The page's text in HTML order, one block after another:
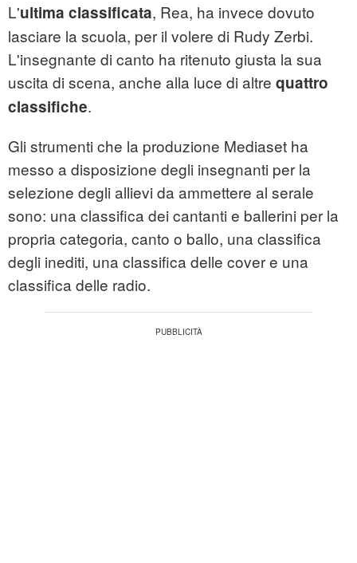
L'ultima classificata, Rea, ha invece dovuto
lasciare la scuola, per il volere di Rudy Zerbi.
L'insegnante di canto ha ritenuto giusta la sua
uscita di scena, anche alla luce di altre quattro
classifiche.
Gli strumenti che la produzione Mediaset ha
messo a disposizione degli insegnanti per la
selezione degli allievi da ammettere al serale
sono: una classifica dei cantanti e ballerini per la
propria categoria, canto o ballo, una classifica
degli inediti, una classifica delle cover e una
classifica delle radio.